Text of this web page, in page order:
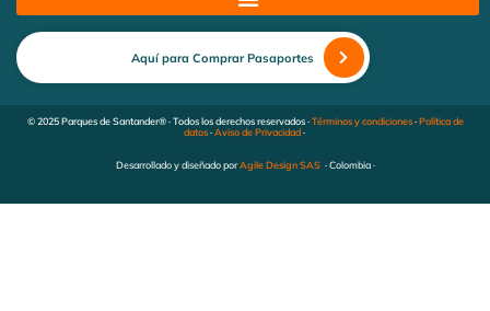
Aquí para Comprar Pasaportes
© 2025 Parques de Santander® · Todos los derechos reservados ·Términos y condiciones·Política de
datos·Aviso de Privacidad·
Desarrollado y diseñado porAgile Design SAS· Colombia ·